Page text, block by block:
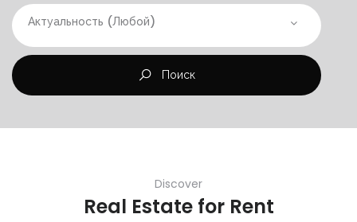
Актуальность (Любой)
Поиск
Discover
Real Estate for Rent